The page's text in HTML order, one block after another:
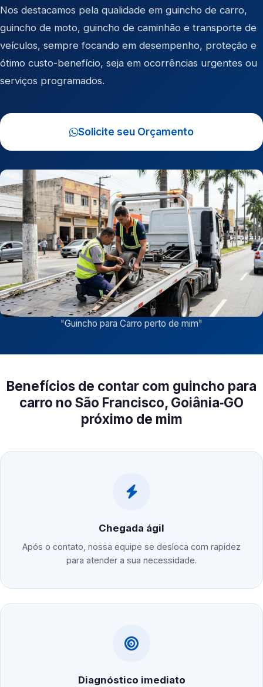
Nos destacamos pela qualidade em guincho de carro,
guincho de moto, guincho de caminhão e transporte de
veículos, sempre focando em desempenho, proteção e
ótimo custo-benefício, seja em ocorrências urgentes ou
serviços programados.
Solicite seu Orçamento
"Guincho para Carro perto de mim"
Benefícios de contar com guincho para
carro no São Francisco, Goiânia‑GO
próximo de mim
Chegada ágil
Após o contato, nossa equipe se desloca com rapidez
para atender a sua necessidade.
Diagnóstico imediato